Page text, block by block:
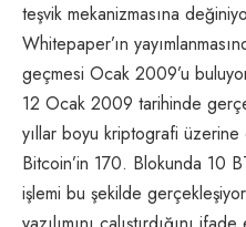
teşvik mekanizmasına
Whitepaper’ın
geçmesi Ocak 2009’u
12 Ocak 2009 tarihinde
yıllar boyu kriptografi üzerine
Bitcoin’in 170. Blokunda 10
işlemi bu şekilde